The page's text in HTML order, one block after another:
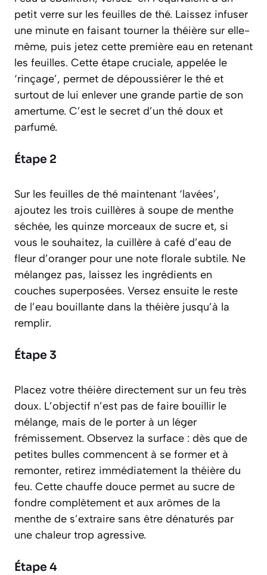
petit verre sur les feuilles de thé. Laissez infuser
une minute en faisant tourner la théière sur elle-
même, puis jetez cette première eau en retenant
les feuilles. Cette étape cruciale, appelée le
‘rinçage’, permet de dépoussiérer le thé et
surtout de lui enlever une grande partie de son
amertume. C’est le secret d’un thé doux et
parfumé.
Étape 2
Sur les feuilles de thé maintenant ‘lavées’,
ajoutez les trois cuillères à soupe de menthe
séchée, les quinze morceaux de sucre et, si
vous le souhaitez, la cuillère à café d’eau de
fleur d’oranger pour une note florale subtile. Ne
mélangez pas, laissez les ingrédients en
couches superposées. Versez ensuite le reste
de l’eau bouillante dans la théière jusqu’à la
remplir.
Étape 3
Placez votre théière directement sur un feu très
doux. L’objectif n’est pas de faire bouillir le
mélange, mais de le porter à un léger
frémissement. Observez la surface : dès que de
petites bulles commencent à se former et à
remonter, retirez immédiatement la théière du
feu. Cette chauffe douce permet au sucre de
fondre complètement et aux arômes de la
menthe de s’extraire sans être dénaturés par
une chaleur trop agressive.
Étape 4